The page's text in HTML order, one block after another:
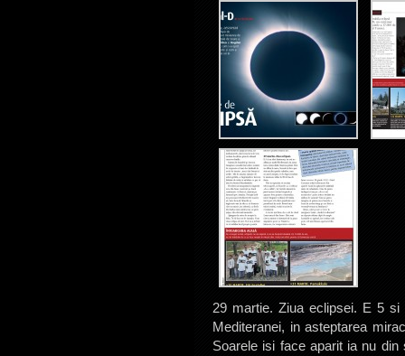
29 martie. Ziua eclipsei. E 5
Mediteranei, in asteptarea
Soarele isi face aparit ia nu